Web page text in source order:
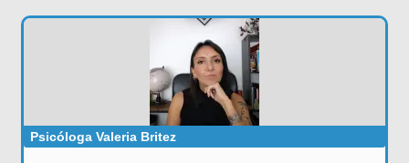
Psicóloga Valeria Britez